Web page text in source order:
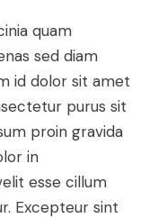
quam
sed diam
id dolor sit amet
purus sit
proin gravida
in
esse cillum
Excepteur sint